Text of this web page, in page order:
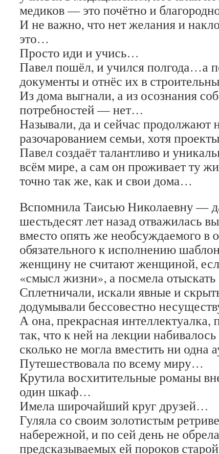
медиков — это почётно и
И не важно, что нет желания и
это…
Просто иди и учись…
Павел пошёл, и учился полгода…а
документы и отнёс их в
Из дома выгнали, а из осознания
потребностей — нет…
Называли, да и сейчас продолжают
разочарованием семьи, хотя
Павел создаёт талантливо и
всём мире, а сам он проживает ту
точно так же, как и свои дома…
Вспомнила Таисью Николаевну —
шестьдесят лет назад отважилась
вместо опять же необсуждаемого в
обязательного к исполнению
женщину не считают женщиной,
«смысл жизни», а посмела
Сплетничали, искали явные и
додумывали бессовестно
А она, прекрасная интеллектуалка,
так, что к ней на лекции
сколько не могла вместить ни одна
Путешествовала по всему миру…
Крутила восхитительные романы
один шкаф…
Имела широчайший круг друзей…
Гуляла со своим золотистым
набережной, и по сей день не
предсказываемых ей пороков